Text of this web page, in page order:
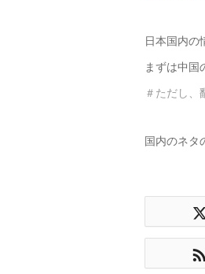
日本国内の
まずは中国
＃ただし、
国内のネタ